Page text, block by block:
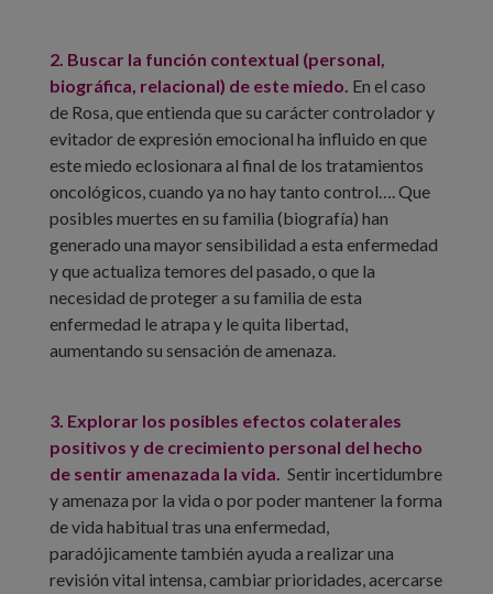
2. Buscar la función contextual (personal,
biográfica, relacional) de este miedo. En el caso
de Rosa, que entienda que su carácter controlador y
evitador de expresión emocional ha influido en que
este miedo eclosionara al final de los tratamientos
oncológicos, cuando ya no hay tanto control…. Que
posibles muertes en su familia (biografía) han
generado una mayor sensibilidad a esta enfermedad
y que actualiza temores del pasado, o que la
necesidad de proteger a su familia de esta
enfermedad le atrapa y le quita libertad,
aumentando su sensación de amenaza.
3. Explorar los posibles efectos colaterales
positivos y de crecimiento personal del hecho
de sentir amenazada la vida. Sentir incertidumbre
y amenaza por la vida o por poder mantener la forma
de vida habitual tras una enfermedad,
paradójicamente también ayuda a realizar una
revisión vital intensa, cambiar prioridades, acercarse